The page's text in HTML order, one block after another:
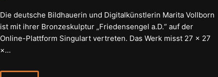
Die deutsche Bildhauerin und Digitalkünstlerin Marita Vollborn
ist mit ihrer Bronzeskulptur „Friedensengel a.D.“ auf der
Online-Plattform Singulart vertreten. Das Werk misst 27 × 27
×…